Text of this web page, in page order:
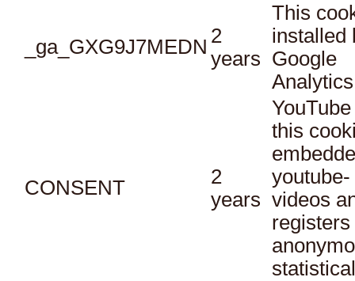
_ga_GXG9J7MEDN 2
years
This
installed
Google
CONSENT
2
years
this
youtube-
videos
registers